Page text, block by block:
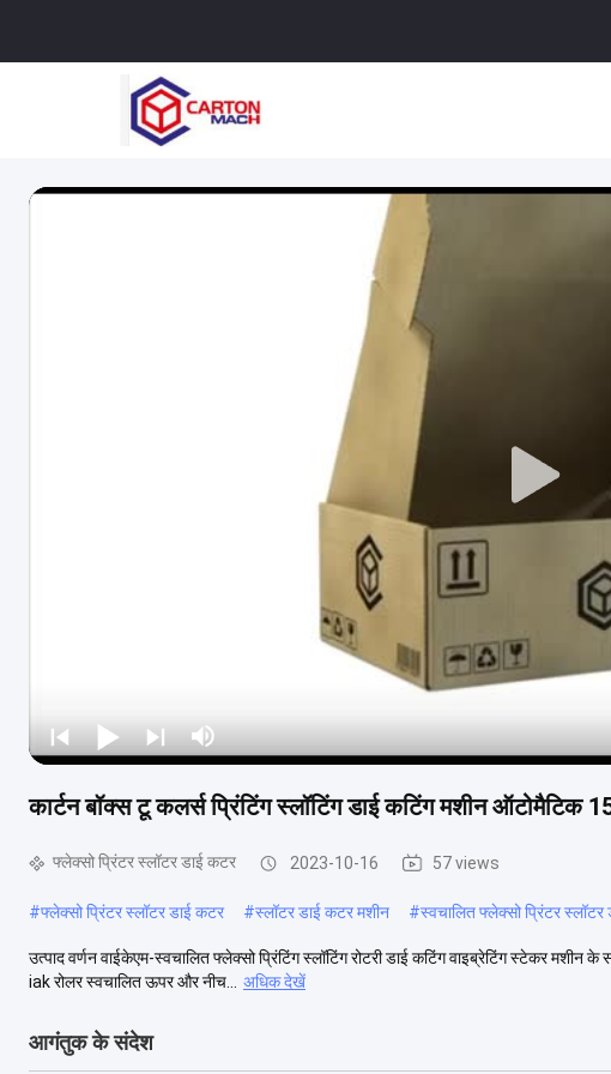
कार्टन बॉक्स टू कलर्स प्रिंटिंग स्लॉटिंग डाई कटिंग मशीन ऑटोमैटिक
फ्लेक्सो प्रिंटर स्लॉटर डाई कटर 2023-10-16 57 views
#फ्लेक्सो प्रिंटर स्लॉटर डाई कटर #स्लॉटर डाई कटर मशीन #स्वचालित फ्लेक्सो प्रिंटर स्लॉटर
उत्पाद वर्णन वाईकेएम-स्वचालित फ्लेक्सो प्रिंटिंग स्लॉटिंग रोटरी डाई कटिंग वाइब्रेटिंग स्टेकर
iak रोलर स्वचालित ऊपर और नीच...
अधिक देखें
आगंतुक के संदेश